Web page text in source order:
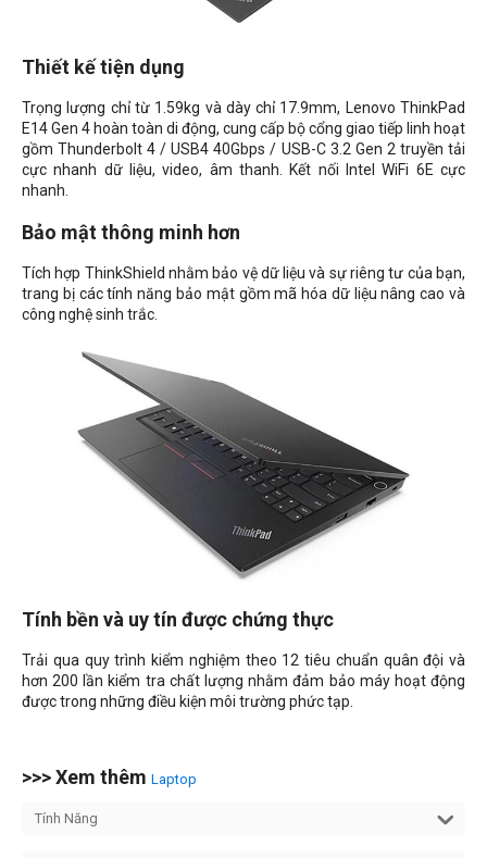
Thiết kế tiện dụng
Trọng lượng chỉ từ 1.59kg và dày chỉ 17.9mm, Lenovo ThinkPad
E14 Gen 4 hoàn toàn di động, cung cấp bộ cổng giao tiếp linh hoạt
gồm Thunderbolt 4 / USB4 40Gbps / USB-C 3.2 Gen 2 truyền tải
cực nhanh dữ liệu, video, âm thanh. Kết nối Intel WiFi 6E cực
nhanh.
Bảo mật thông minh hơn
Tích hợp ThinkShield nhằm bảo vệ dữ liệu và sự riêng tư của bạn,
trang bị các tính năng bảo mật gồm mã hóa dữ liệu nâng cao và
công nghệ sinh trắc.
Tính bền và uy tín được chứng thực
Trải qua quy trình kiểm nghiệm theo 12 tiêu chuẩn quân đội và
hơn 200 lần kiểm tra chất lượng nhằm đảm bảo máy hoạt động
được trong những điều kiện môi trường phức tạp.
>>> Xem thêm Laptop
Tính Năng